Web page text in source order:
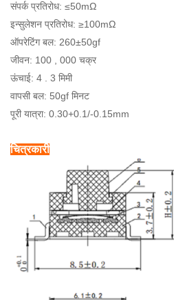
संपर्क प्रतिरोध: ≤50mΩ
इन्सुलेशन प्रतिरोध: ≥100mΩ
ऑपरेटिंग बल: 260±50gf
जीवन: 100 , 000 चक्र
ऊंचाई: 4 . 3 मिमी
वापसी बल: 50gf मिनट
पूरी यात्रा: 0.30+0.1/-0.15mm
चित्रकारी